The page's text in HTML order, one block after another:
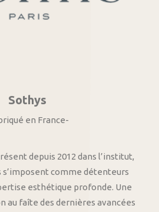
Sothys
en France-
depuis 2012 dans l’institut,
s’imposent comme détenteurs
esthétique profonde. Une
au faîte des dernières avancées